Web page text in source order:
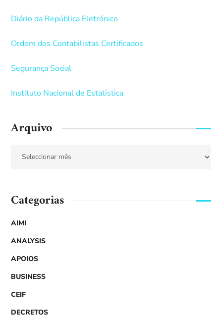
Diário da República Eletrónico
Ordem dos Contabilistas Certificados
Segurança Social
Instituto Nacional de Estatística
Arquivo
Categorias
AIMI
ANALYSIS
APOIOS
BUSINESS
CEIF
DECRETOS